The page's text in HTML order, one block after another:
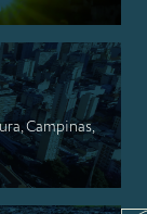
Campinas,